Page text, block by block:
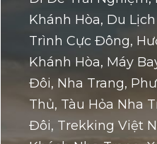
Khánh Hòa, Du
Trình Cực Đông,
Khánh Hòa, Máy
Đôi, Nha Trang,
Thủ, Tàu Hỏa Nha
Đôi, Trekking Việt